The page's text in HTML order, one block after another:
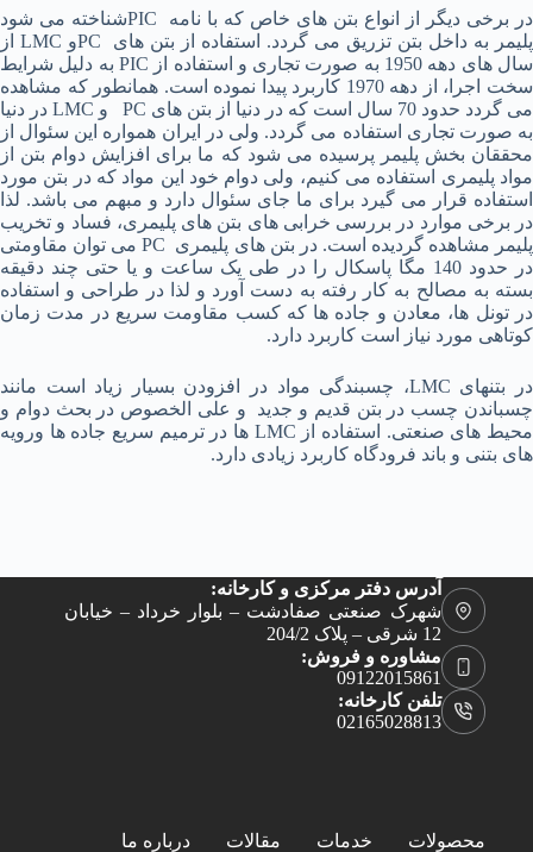
در برخی دیگر از انواع بتن های خاص که با نامه PICشناخته می شود
پلیمر به داخل بتن تزریق می گردد. استفاده از بتن های PCو LMC از
سال های دهه 1950 به صورت تجاری و استفاده از PIC به دلیل شرایط
سخت اجرا، از دهه 1970 کاربرد پیدا نموده است. همانطور که مشاهده
می گردد حدود 70 سال است که در دنیا از بتن های PC و LMC در دنیا
به صورت تجاری استفاده می گردد. ولی در ایران همواره این سئوال از
محققان بخش پلیمر پرسیده می شود که ما برای افزایش دوام بتن از
مواد پلیمری استفاده می کنیم، ولی دوام خود این مواد که در بتن مورد
استفاده قرار می گیرد برای ما جای سئوال دارد و مبهم می باشد. لذا
در برخی موارد در بررسی خرابی های بتن های پلیمری، فساد و تخریب
پلیمر مشاهده گردیده است. در بتن های پلیمری PC می توان مقاومتی
در حدود 140 مگا پاسکال را در طی یک ساعت و یا حتی چند دقیقه
بسته به مصالح به کار رفته به دست آورد و لذا در طراحی و استفاده
در تونل ها، معادن و جاده ها که کسب مقاومت سریع در مدت زمان
کوتاهی مورد نیاز است کاربرد دارد.
در بتنهای LMC، چسبندگی مواد در افزودن بسیار زیاد است مانند
چسباندن چسب در بتن قدیم و جدید و علی الخصوص در بحث دوام و
محیط های صنعتی. استفاده از LMC ها در ترمیم سریع جاده ها ورویه
های بتنی و باند فرودگاه کاربرد زیادی دارد.
آدرس دفتر مرکزی و کارخانه:
شهرک صنعتی صفادشت – بلوار خرداد – خیابان
12 شرقی – پلاک 204/2
مشاوره و فروش:
09122015861
تلفن کارخانه:
02165028813
محصولات خدمات مقالات درباره ما